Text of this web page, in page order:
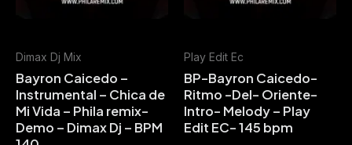
Dimax Dj Mix
Bayron Caicedo –
Instrumental – Chica de
Mi Vida – Phila remix-
Demo – Dimax Dj – BPM
Play Edit Ec
BP-Bayron Caicedo-
Ritmo -Del- Oriente-
Intro- Melody – Play
Edit EC- 145 bpm